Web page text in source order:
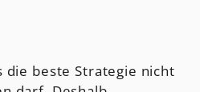
die beste Strategie nicht